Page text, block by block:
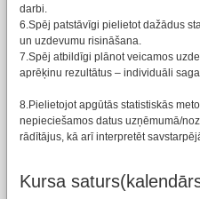
darbi.
6.Spēj patstāvīgi pielietot dažādus
un uzdevumu risināšana.
7.Spēj atbildīgi plānot veicamos
aprēķinu rezultātus – individuāli
8.Pielietojot apgūtās statistiskās
nepieciešamos datus uzņēmumā/
rādītājus, kā arī interpretēt
Kursa